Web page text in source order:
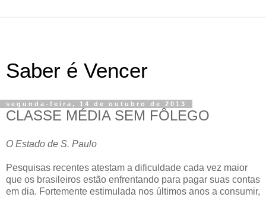
Saber é Vencer
segunda-feira, 14 de outubro de 2013
CLASSE MÉDIA SEM FÔLEGO
O Estado de S. Paulo
Pesquisas recentes atestam a dificuldade cada vez maior
que os brasileiros estão enfrentando para pagar suas contas
em dia. Fortemente estimulada nos últimos anos a consumir,